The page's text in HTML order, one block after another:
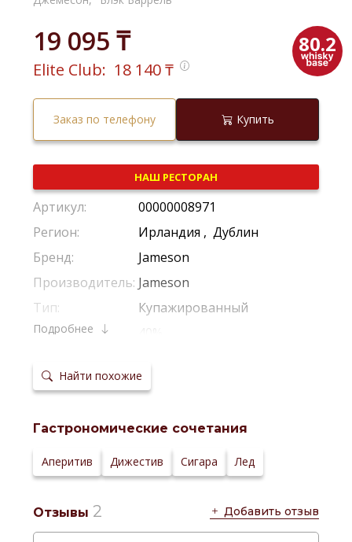
19 095 ₸ 80.2
Elite Club: 18 140₸
Заказ по телефону Купить
НАШ РЕСТОРАН
Артикул:
00000008971
Регион:
Ирландия , Дублин
Бренд:
Jameson
Производитель: Jameson
Тип:
Купажированный
Крепость:
бочках:
Температура
сервировки:
18-21 °C
производителя:
Подробнее
Найти похожие
Гастрономические сочетания
Аперитив Дижестив Сигара Лед
Отзывы 2 Добавить отзыв